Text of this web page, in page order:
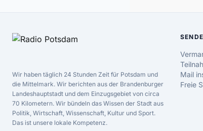
Wir haben täglich 24 Stunden Zeit für Potsdam und
die Mittelmark. Wir berichten aus der Brandenburger
Landeshauptstadt und dem Einzugsgebiet von circa
70 Kilometern. Wir bündeln das Wissen der Stadt aus
Politik, Wirtschaft, Wissenschaft, Kultur und Sport.
Das ist unsere lokale Kompetenz.
Mail
Freie